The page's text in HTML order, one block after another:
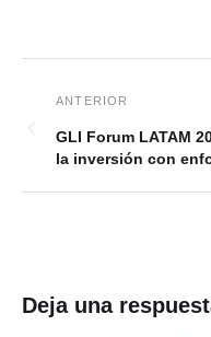
GLI Forum LATAM
la inversión con
Deja una